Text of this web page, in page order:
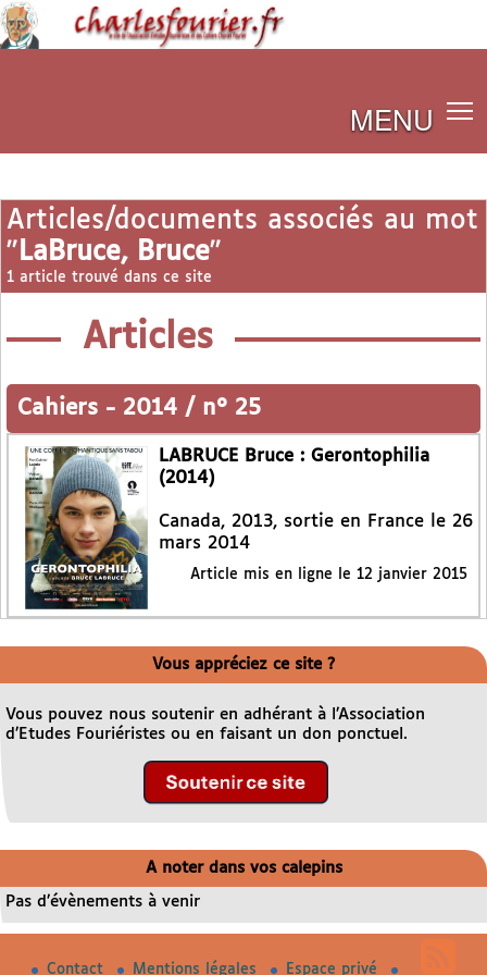
MENU
Articles/documents associés au mot
" LaBruce, Bruce"
1 article trouvé dans ce site
Articles
Cahiers - 2014 / n° 25
LABRUCE Bruce : Gerontophilia
(2014)
Canada, 2013, sortie en France le 26
mars 2014
Article mis en ligne le 12 janvier 2015
Vous appréciez ce site ?
Vous pouvez nous soutenir en adhérant à l’Association
d’Etudes Fouriéristes ou en faisant un don ponctuel.
A noter dans vos calepins
Pas d’évènements à venir
Contact Mentions légales Espace privé